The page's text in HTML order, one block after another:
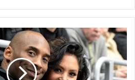
إتفاقٌ
غامضٌ
بين
كوبي
براينت